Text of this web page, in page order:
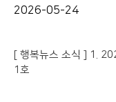
2026-05-24
[ 행복뉴스 소식 ] 1.
1호